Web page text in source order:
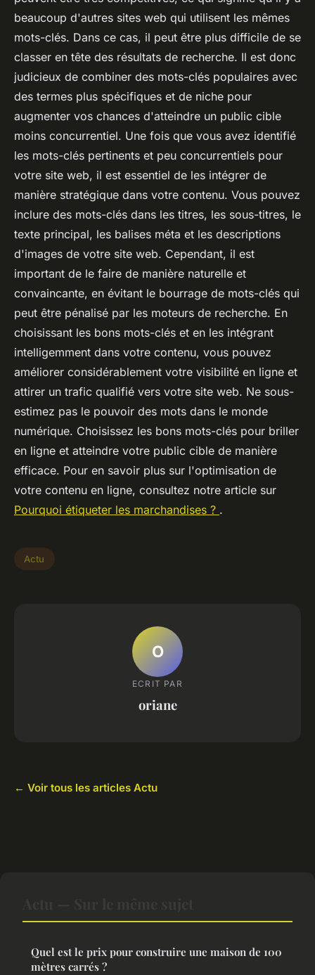
beaucoup d'autres sites web qui utilisent les mêmes
mots-clés. Dans ce cas, il peut être plus difficile de se
classer en tête des résultats de recherche. Il est donc
judicieux de combiner des mots-clés populaires avec
des termes plus spécifiques et de niche pour
augmenter vos chances d'atteindre un public cible
moins concurrentiel. Une fois que vous avez identifié
les mots-clés pertinents et peu concurrentiels pour
votre site web, il est essentiel de les intégrer de
manière stratégique dans votre contenu. Vous pouvez
inclure des mots-clés dans les titres, les sous-titres, le
texte principal, les balises méta et les descriptions
d'images de votre site web. Cependant, il est
important de le faire de manière naturelle et
convaincante, en évitant le bourrage de mots-clés qui
peut être pénalisé par les moteurs de recherche. En
choisissant les bons mots-clés et en les intégrant
intelligemment dans votre contenu, vous pouvez
améliorer considérablement votre visibilité en ligne et
attirer un trafic qualifié vers votre site web. Ne sous-
estimez pas le pouvoir des mots dans le monde
numérique. Choisissez les bons mots-clés pour briller
en ligne et atteindre votre public cible de manière
efficace. Pour en savoir plus sur l'optimisation de
votre contenu en ligne, consultez notre article sur
Pourquoi étiqueter les marchandises ? .
Actu
O
ECRIT PAR
oriane
← Voir tous les articles Actu
Quel est le prix pour construire une maison de 100
mètres carrés ?